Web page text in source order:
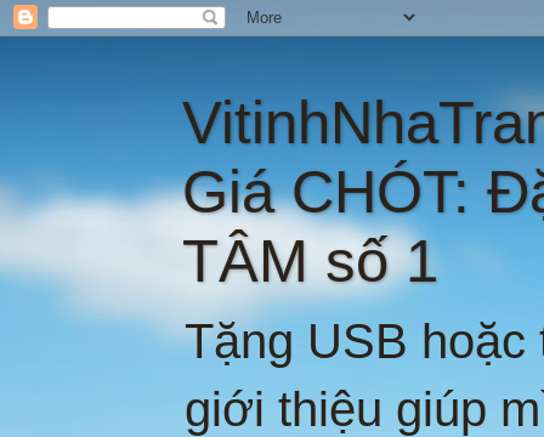
Giá CHÓT:
TÂM số 1
Tặng USB
giới thiệu giúp